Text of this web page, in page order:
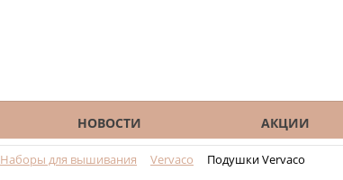
НОВОСТИ АКЦИИ
Наборы для вышивания Vervaco Подушки Vervaco